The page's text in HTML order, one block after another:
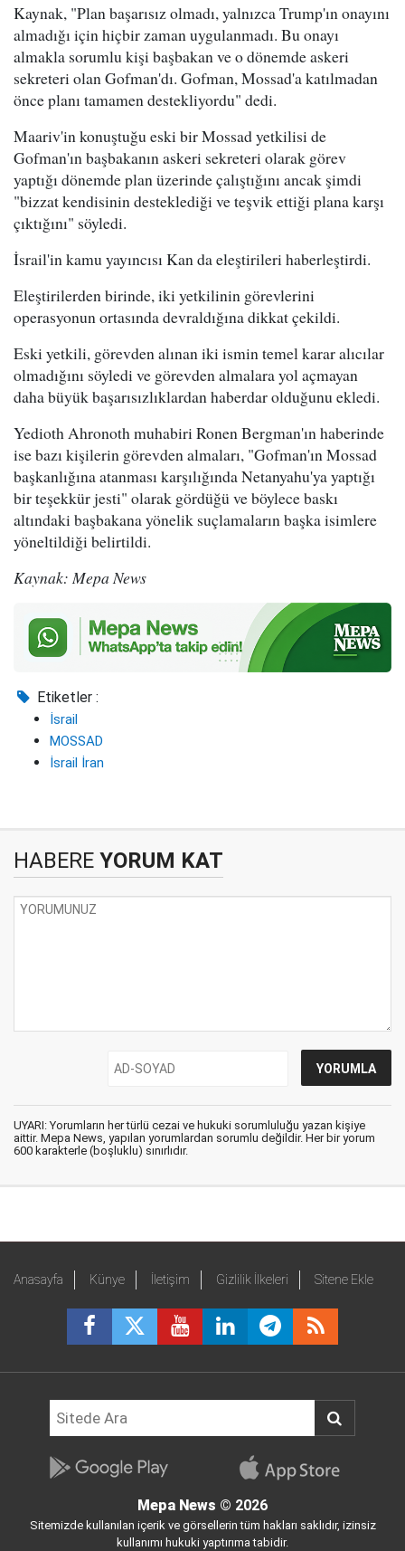
Kaynak, "Plan başarısız olmadı, yalnızca Trump'ın onayını
almadığı için hiçbir zaman uygulanmadı. Bu onayı
almakla sorumlu kişi başbakan ve o dönemde askeri
sekreteri olan Gofman'dı. Gofman, Mossad'a katılmadan
önce planı tamamen destekliyordu" dedi.
Maariv'in konuştuğu eski bir Mossad yetkilisi de
Gofman'ın başbakanın askeri sekreteri olarak görev
yaptığı dönemde plan üzerinde çalıştığını ancak şimdi
"bizzat kendisinin desteklediği ve teşvik ettiği plana karşı
çıktığını" söyledi.
İsrail'in kamu yayıncısı Kan da eleştirileri haberleştirdi.
Eleştirilerden birinde, iki yetkilinin görevlerini
operasyonun ortasında devraldığına dikkat çekildi.
Eski yetkili, görevden alınan iki ismin temel karar alıcılar
olmadığını söyledi ve görevden almalara yol açmayan
daha büyük başarısızlıklardan haberdar olduğunu ekledi.
Yedioth Ahronoth muhabiri Ronen Bergman'ın haberinde
ise bazı kişilerin görevden almaları, "Gofman'ın Mossad
başkanlığına atanması karşılığında Netanyahu'ya yaptığı
bir teşekkür jesti" olarak gördüğü ve böylece baskı
altındaki başbakana yönelik suçlamaların başka isimlere
yöneltildiği belirtildi.
Kaynak: Mepa News
Etiketler :
İsrail
MOSSAD
İsrail İran
HABERE YORUM KAT
UYARI: Yorumların her türlü cezai ve hukuki sorumluluğu yazan kişiye
aittir. Mepa News, yapılan yorumlardan sorumlu değildir. Her bir yorum
600 karakterle (boşluklu) sınırlıdır.
Anasayfa Künye İletişim Gizlilik İlkeleri Sitene Ekle
Mepa News © 2026
Sitemizde kullanılan içerik ve görsellerin tüm hakları saklıdır, izinsiz
kullanımı hukuki yaptırıma tabidir.